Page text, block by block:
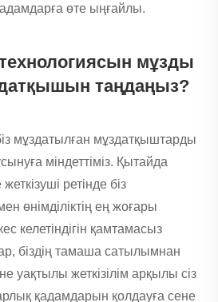
адамдарға өте ыңғайлы.
мұзды
таңдаңыз?
мұздатылған мұздатқыштарды
міндеттіміз. Қытайда
ретінде біз
өнімділіктің ең жоғары
келетіндігін қамтамасыз
біздің тамаша сатылымнан
уақтылы жеткізілім арқылы сіз
қадамдарын қолдауға сене